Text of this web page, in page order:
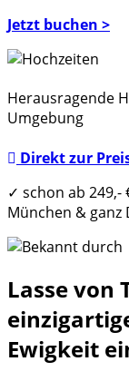
Jetzt buchen >
Herausragende
Umgebung
Direkt zur
✓ schon ab 249,-
München & ganz
Lasse von
Ewigkeit